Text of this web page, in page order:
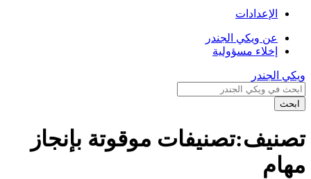
الإعدادات
عن ويكي الجندر
إخلاء مسؤولية
ويكي الجندر
ابحث
تصنيف:تصنيفات موقوتة بإنجاز
مهام